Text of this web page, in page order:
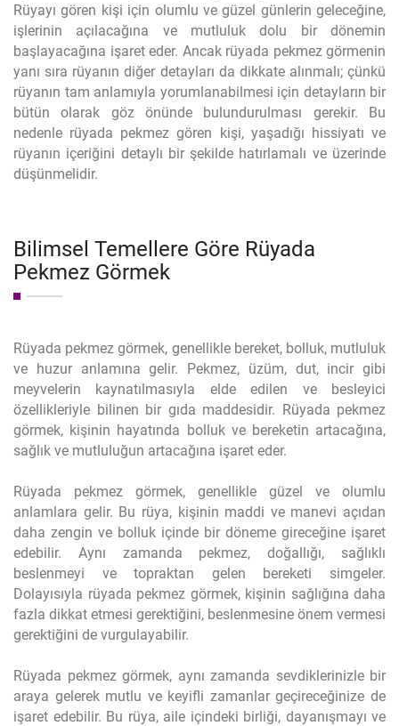
Rüyayı gören kişi için olumlu ve güzel günlerin geleceğine,
işlerinin açılacağına ve mutluluk dolu bir dönemin
başlayacağına işaret eder. Ancak rüyada pekmez görmenin
yanı sıra rüyanın diğer detayları da dikkate alınmalı; çünkü
rüyanın tam anlamıyla yorumlanabilmesi için detayların bir
bütün olarak göz önünde bulundurulması gerekir. Bu
nedenle rüyada pekmez gören kişi, yaşadığı hissiyatı ve
rüyanın içeriğini detaylı bir şekilde hatırlamalı ve üzerinde
düşünmelidir.
Bilimsel Temellere Göre Rüyada
Pekmez Görmek
Rüyada pekmez görmek, genellikle bereket, bolluk, mutluluk
ve huzur anlamına gelir. Pekmez, üzüm, dut, incir gibi
meyvelerin kaynatılmasıyla elde edilen ve besleyici
özellikleriyle bilinen bir gıda maddesidir. Rüyada pekmez
görmek, kişinin hayatında bolluk ve bereketin artacağına,
sağlık ve mutluluğun artacağına işaret eder.
Rüyada pekmez görmek, genellikle güzel ve olumlu
anlamlara gelir. Bu rüya, kişinin maddi ve manevi açıdan
daha zengin ve bolluk içinde bir döneme gireceğine işaret
edebilir. Aynı zamanda pekmez, doğallığı, sağlıklı
beslenmeyi ve topraktan gelen bereketi simgeler.
Dolayısıyla rüyada pekmez görmek, kişinin sağlığına daha
fazla dikkat etmesi gerektiğini, beslenmesine önem vermesi
gerektiğini de vurgulayabilir.
Rüyada pekmez görmek, aynı zamanda sevdiklerinizle bir
araya gelerek mutlu ve keyifli zamanlar geçireceğinize de
işaret edebilir. Bu rüya, aile içindeki birliği, dayanışmayı ve